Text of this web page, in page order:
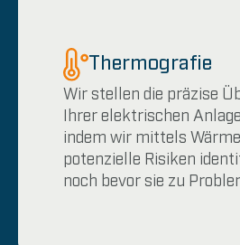
Thermografie
Wir stellen die präzise
Ihrer elektrischen
indem wir mittels
potenzielle Risiken
noch bevor sie zu